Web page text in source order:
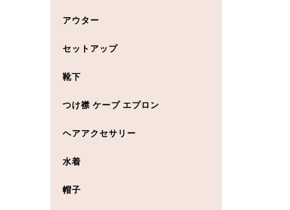
アウター
セットアップ
靴下
つけ襟 ケープ エプロン
ヘアアクセサリー
水着
帽子